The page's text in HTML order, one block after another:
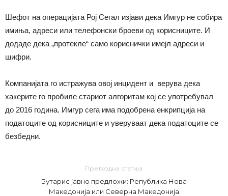
Шефот на операцијата Рој Сегал изјави дека Имгур не собира
имиња, адреси или телефонски броеви од корисниците. И
додаде дека „протекле“ само кориснички имејл адреси и
шифри.
Компанијата го истражува овој инцидент и верува дека
хакерите го пробиле стариот алгоритам кој се употребувал
до 2016 година. Имгур сега има подобрена енкрипција на
податоците од корисниците и уверуваат дека податоците се
безбедни.
Претходна статија
Бутарис јавно предложи: Република Нова
Македонија или Северна Македонија